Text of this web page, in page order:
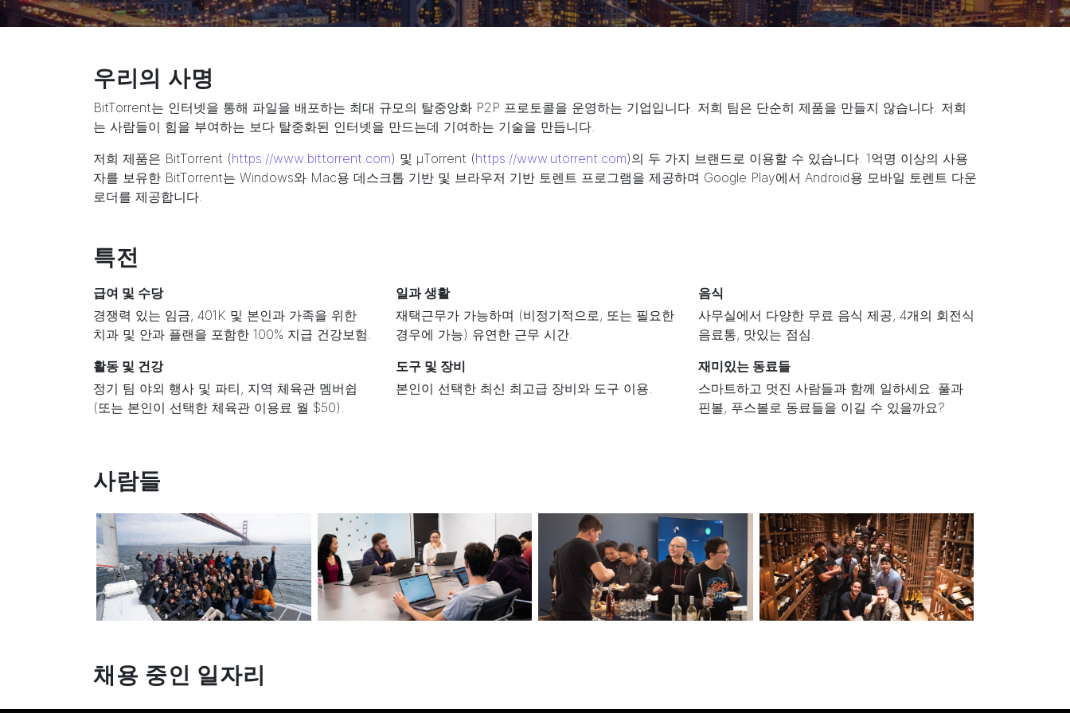
우리의 사명
BitTorrent는 인터넷을 통해 파일을 배포하는 최대 규모의 탈중앙화 P2P 프로토콜을 운영하는 기업입니다. 저희 팀은 단순히 제품을 만들지 않습니다. 저희
는 사람들이 힘을 부여하는 보다 탈중화된 인터넷을 만드는데 기여하는 기술을 만듭니다.
저희 제품은 BitTorrent (https://www.bittorrent.com) 및 µTorrent (https://www.utorrent.com)의 두 가지 브랜드로 이용할 수 있습니다. 1억명 이상의 사용
자를 보유한 BitTorrent는 Windows와 Mac용 데스크톱 기반 및 브라우저 기반 토렌트 프로그램을 제공하며 Google Play에서 Android용 모바일 토렌트 다운
로더를 제공합니다.
특전
급여 및 수당
경쟁력 있는 임금, 401K 및 본인과 가족을 위한
치과 및 안과 플랜을 포함한 100% 지급 건강보험.
일과 생활
재택근무가 가능하며 (비정기적으로, 또는 필요한
경우에 가능) 유연한 근무 시간.
음식
사무실에서 다양한 무료 음식 제공, 4개의 회전식
음료통, 맛있는 점심.
활동 및 건강
정기 팀 야외 행사 및 파티, 지역 체육관 멤버쉽
(또는 본인이 선택한 체육관 이용료 월 $50).
도구 및 장비
본인이 선택한 최신 최고급 장비와 도구 이용.
재미있는 동료들
스마트하고 멋진 사람들과 함께 일하세요. 풀과
핀볼, 푸스볼로 동료들을 이길 수 있을까요?
사람들
채용 중인 일자리